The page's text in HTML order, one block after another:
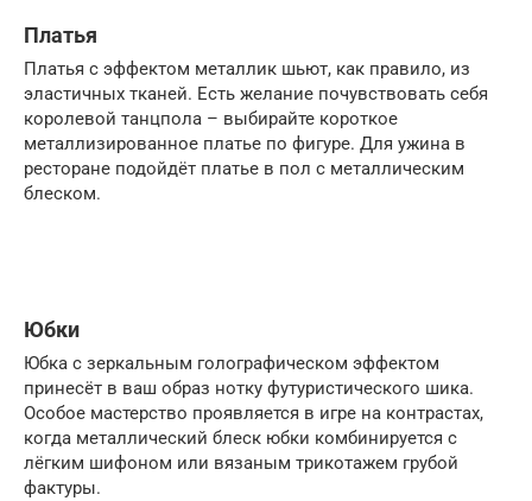
Платья
Платья с эффектом металлик шьют, как правило, из
эластичных тканей. Есть желание почувствовать себя
королевой танцпола – выбирайте короткое
металлизированное платье по фигуре. Для ужина в
ресторане подойдёт платье в пол с металлическим
блеском.
Юбки
Юбка с зеркальным голографическом эффектом
принесёт в ваш образ нотку футуристического шика.
Особое мастерство проявляется в игре на контрастах,
когда металлический блеск юбки комбинируется с
лёгким шифоном или вязаным трикотажем грубой
фактуры.